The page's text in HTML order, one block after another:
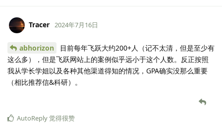
Tracer 2024年7月16日
abhorizon
目前每年飞跃大约200+人（记不太清，但是至少有
这么多），但是飞跃网站上的案例似乎远小于这个人数。反正按照
我从学长学姐以及各种其他渠道得知的情况，GPA确实没那么重要
（相比推荐信&科研）。
AutoReply觉得很赞